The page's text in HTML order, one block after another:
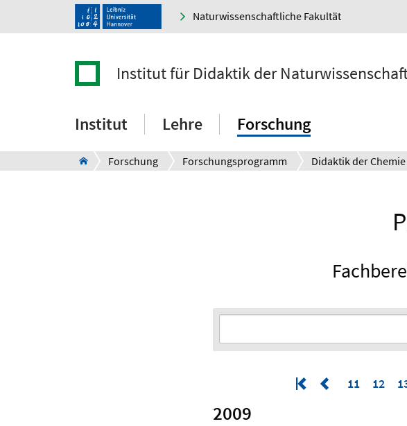
Naturwissenschaftliche Fakultät
Institut für Didaktik der
Institut Lehre Forschung
Forschung Forschungsprogramm Didaktik der Chemie
11 12
2009